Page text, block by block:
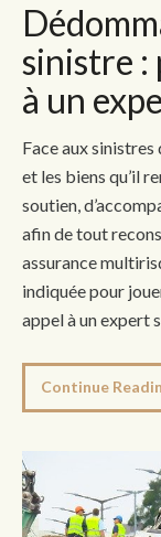
sinistre :
à un
Face aux
et les biens qu’il
soutien,
afin de tout
assurance
indiquée pour
appel à un expert
Continue